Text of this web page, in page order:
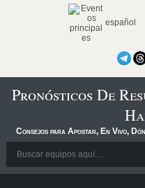
español
Pronósticos De
Consejos para Apostar, En Vivo,